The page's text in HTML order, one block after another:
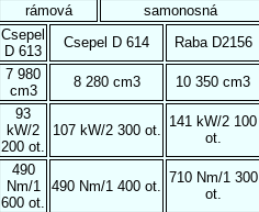
rámová
samonosná
Csepel
D 613
Csepel D 614 Raba D2156
7 980
cm3
8 280 cm3 10 350 cm3
93
kW/2
200 ot.
107 kW/2 300 ot.
141 kW/2 100
ot.
490
Nm/1
600 ot.
490 Nm/1 400 ot.
710 Nm/1 300
ot.